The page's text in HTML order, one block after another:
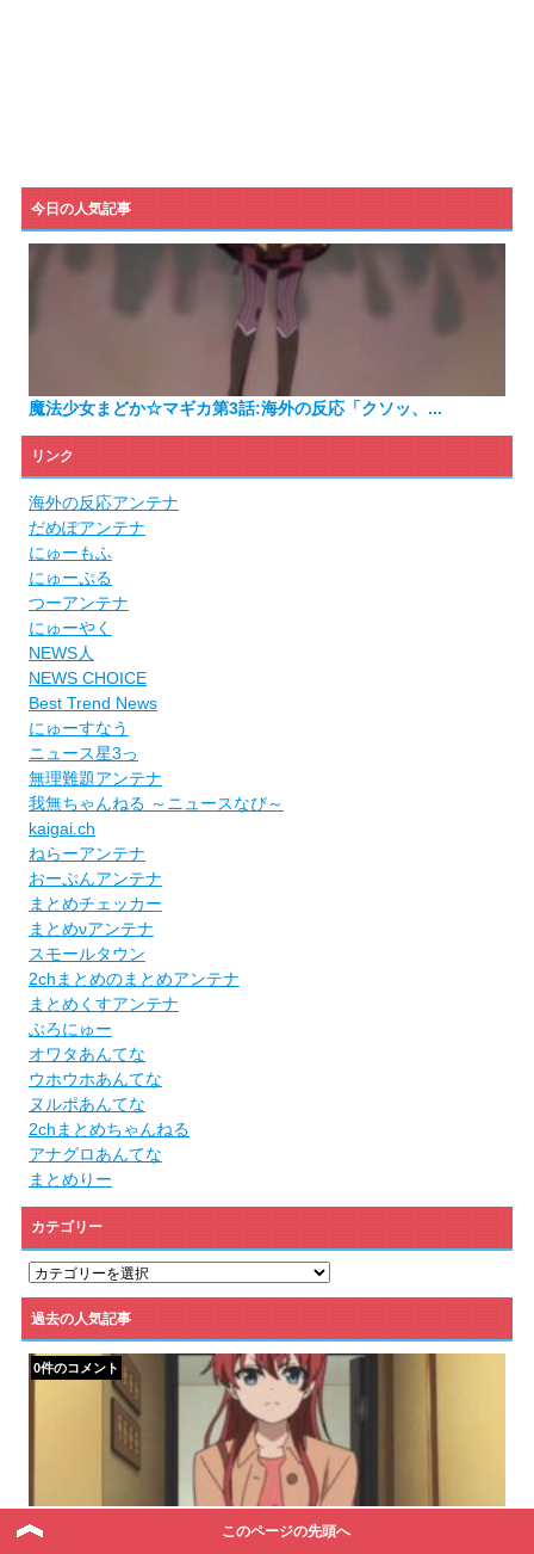
今日の人気記事
魔法少女まどか☆マギカ第3話:海外の反応「クソッ、...
リンク
海外の反応アンテナ
だめぽアンテナ
にゅーもふ
にゅーぷる
つーアンテナ
にゅーやく
NEWS人
NEWS CHOICE
Best Trend News
にゅーすなう
ニュース星3っ
無理難題アンテナ
我無ちゃんねる ～ニュースなび～
kaigai.ch
ねらーアンテナ
おーぷんアンテナ
まとめチェッカー
まとめνアンテナ
スモールタウン
2chまとめのまとめアンテナ
まとめくすアンテナ
ぶろにゅー
オワタあんてな
ウホウホあんてな
ヌルポあんてな
2chまとめちゃんねる
アナグロあんてな
まとめりー
カテゴリー
カ
ゴ
リ
ー
過去の人気記事
0件のコメント
このページの先頭へ